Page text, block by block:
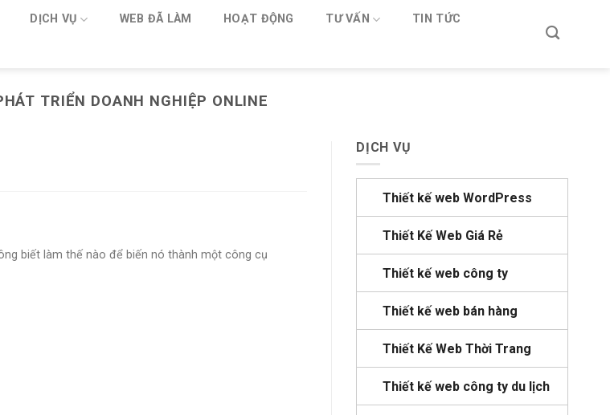
DỊCH VỤ WEB ĐÃ LÀM HOẠT ĐỘNG TƯ VẤN TIN TỨC
TRIỂN DOANH NGHIỆP ONLINE
biết làm thế nào để biến nó thành một công cụ
DỊCH VỤ
Thiết kế web WordPress
Thiết Kế Web Giá Rẻ
Thiết kế web công ty
Thiết kế web bán hàng
Thiết Kế Web Thời Trang
Thiết kế web công ty du lịch